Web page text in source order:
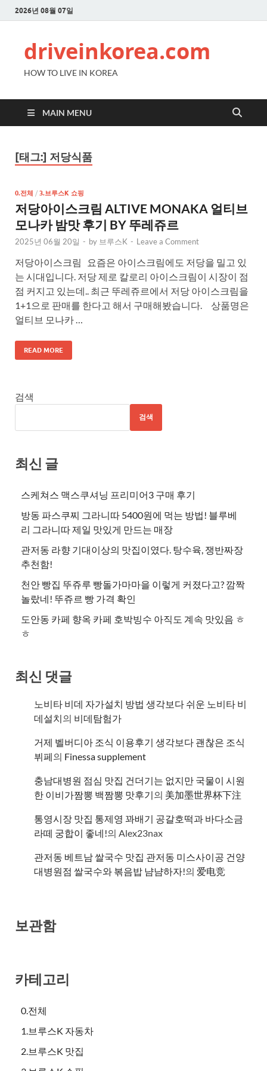
2026년 08월 07일
driveinkorea.com
HOW TO LIVE IN KOREA
MAIN MENU
[태그:] 저당식품
0.전체 / 3.브루스K 쇼핑
저당아이스크림 ALTIVE MONAKA 얼티브
모나카 밤맛 후기 BY 뚜레쥬르
2025년 06월 20일 - by 브루스K - Leave a Comment
저당아이스크림 요즘은 아이스크림에도 저당을 밀고 있
는 시대입니다. 저당 제로 칼로리 아이스크림이 시장이 점
점 커지고 있는데.. 최근 뚜레쥬르에서 저당 아이스크림을
1+1으로 판매를 한다고 해서 구매해봤습니다. 상품명은
얼티브 모나카 …
READ MORE
검색
검색
최신 글
스케쳐스 맥스쿠셔닝 프리미어3 구매 후기
방동 파스쿠찌 그라니따 5400원에 먹는 방법! 블루베
리 그라니따 제일 맛있게 만드는 매장
관저동 라향 기대이상의 맛집이였다. 탕수육, 쟁반짜장
추천함!
천안 빵집 뚜쥬루 빵돌가마마을 이렇게 커졌다고? 깜짝
놀랐네! 뚜쥬르 빵 가격 확인
도안동 카페 향옥 카페 호박빙수 아직도 계속 맛있음 ㅎ
ㅎ
최신 댓글
노비타 비데 자가설치 방법 생각보다 쉬운 노비타 비
데설치의 비데탐험가
거제 벨버디아 조식 이용후기 생각보다 괜찮은 조식
뷔페의 ​Finessa supplement
충남대병원 점심 맛집 건더기는 없지만 국물이 시원
한 이비가짬뽕 백짬뽕 맛후기의 美加墨世界杯下注
통영시장 맛집 통제영 꽈배기 공갈호떡과 바다소금
라떼 궁합이 좋네!의 Alex23nax
관저동 베트남 쌀국수 맛집 관저동 미스사이공 건양
대병원점 쌀국수와 볶음밥 냠냠하자!의 爱电竞
보관함
카테고리
0.전체
1.브루스K 자동차
2.브루스K 맛집